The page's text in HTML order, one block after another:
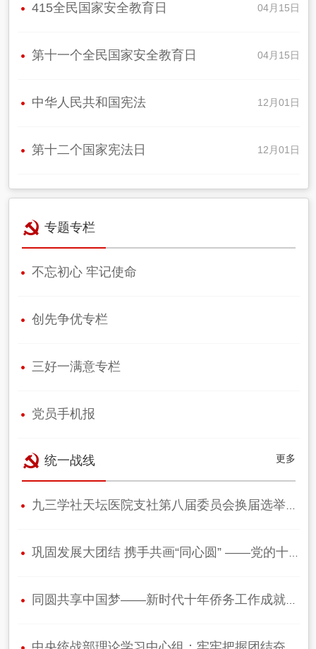
04月15日
415全民国家安全教育日
04月15日
第十一个全民国家安全教育日
12月01日
中华人民共和国宪法
12月01日
第十二个国家宪法日
专题专栏
不忘初心 牢记使命
创先争优专栏
三好一满意专栏
党员手机报
更多
统一战线
九三学社天坛医院支社第八届委员会换届选举会议圆满完成
巩固发展大团结 携手共画“同心圆” ——党的十九大以来统一战线工作综述
同圆共享中国梦——新时代十年侨务工作成就综述